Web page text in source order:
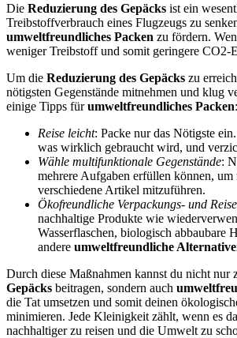
Die Reduzierung des Gepäcks ist ein
Treibstoffverbrauch eines Flugzeugs zu
umweltfreundliches Packen zu fördern.
weniger Treibstoff und somit geringere CO2-
Um die Reduzierung des Gepäcks zu
nötigsten Gegenstände mitnehmen und klug
einige Tipps fürumweltfreundliches Packen:
Reise leicht: Packe nur das Nötigste
was wirklich gebraucht wird, und
Wähle multifunktionale Gegenstände:
mehrere Aufgaben erfüllen können,
verschiedene Artikel mitzuführen.
Ökofreundliche Verpackungs- und
nachhaltige Produkte wie
Wasserflaschen, biologisch abbaubare
andere umweltfreundliche
Durch diese Maßnahmen kannst du nicht nur
Gepäcks beitragen, sondern auch
die Tat umsetzen und somit deinen
minimieren. Jede Kleinigkeit zählt, wenn es
nachhaltiger zu reisen und die Umwelt zu